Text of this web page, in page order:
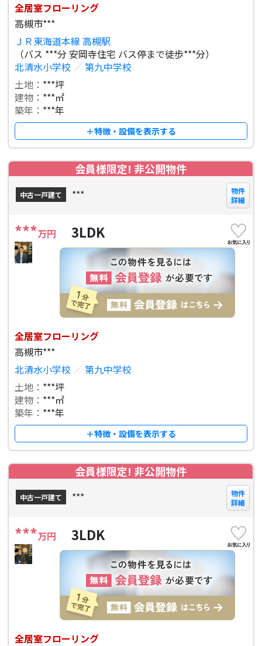
全居室フローリング
高槻市***
ＪＲ東海道本線 高槻駅
（バス ***分 安岡寺住宅 バス停まで徒歩***分）
北清水小学校 ／ 第九中学校
土地： ***坪
建物： ***㎡
築年： ***年
＋特徴・設備を表示する
会員様限定! 非公開物件
中古一戸建て ***
物件
詳細
***万円 3LDK
全居室フローリング
高槻市***
北清水小学校 ／ 第九中学校
土地： ***坪
建物： ***㎡
築年： ***年
＋特徴・設備を表示する
会員様限定! 非公開物件
中古一戸建て ***
物件
詳細
***万円 3LDK
全居室フローリング